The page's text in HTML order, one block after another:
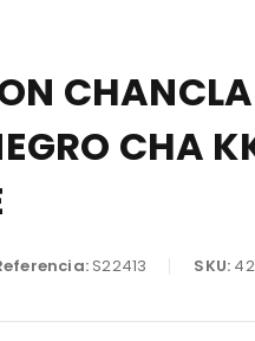
CHA
S22413 SKU: